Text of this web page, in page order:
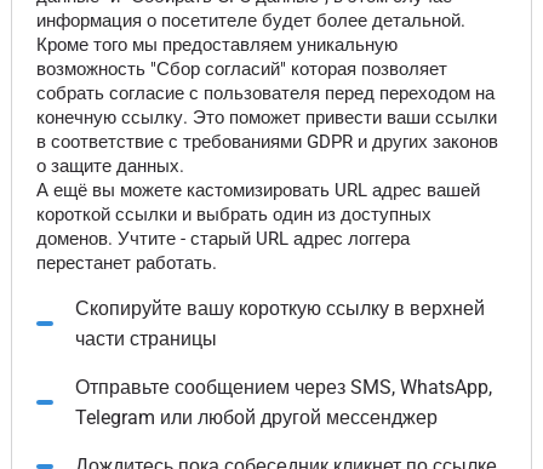
информация о посетителе будет более детальной.
Кроме того мы предоставляем уникальную
возможность "Сбор согласий" которая позволяет
собрать согласие с пользователя перед переходом на
конечную ссылку. Это поможет привести ваши ссылки
в соответствие с требованиями GDPR и других законов
о защите данных.
А ещё вы можете кастомизировать URL адрес вашей
короткой ссылки и выбрать один из доступных
доменов. Учтите - старый URL адрес логгера
перестанет работать.
Скопируйте вашу короткую ссылку в верхней
части страницы
Отправьте сообщением через SMS, WhatsApp,
Telegram или любой другой мессенджер